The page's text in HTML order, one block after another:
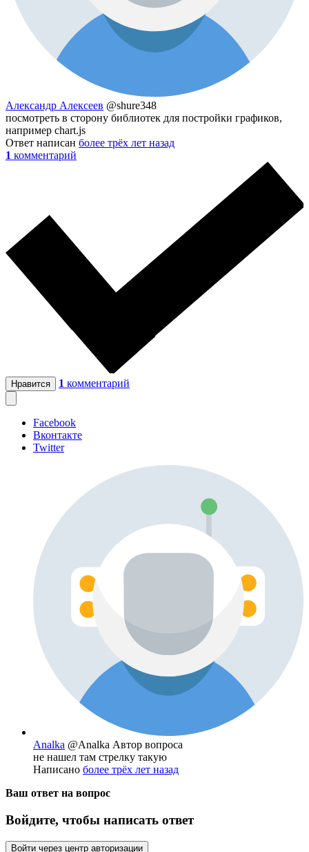
Александр Алексеев @shure348
посмотреть в сторону библиотек для постройки графиков,
например chart.js
Ответ написан более трёх лет назад
1 комментарий
Нравится 1 комментарий
Facebook
Вконтакте
Twitter
Analka @Analka Автор вопроса
не нашел там стрелку такую
Написано более трёх лет назад
Ваш ответ на вопрос
Войдите, чтобы написать ответ
Войти через центр авторизации